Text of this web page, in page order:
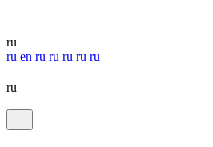
ru
ru en ru ru ru ru ru
ru